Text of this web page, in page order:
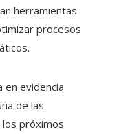
herramientas
procesos
en evidencia
de las
próximos